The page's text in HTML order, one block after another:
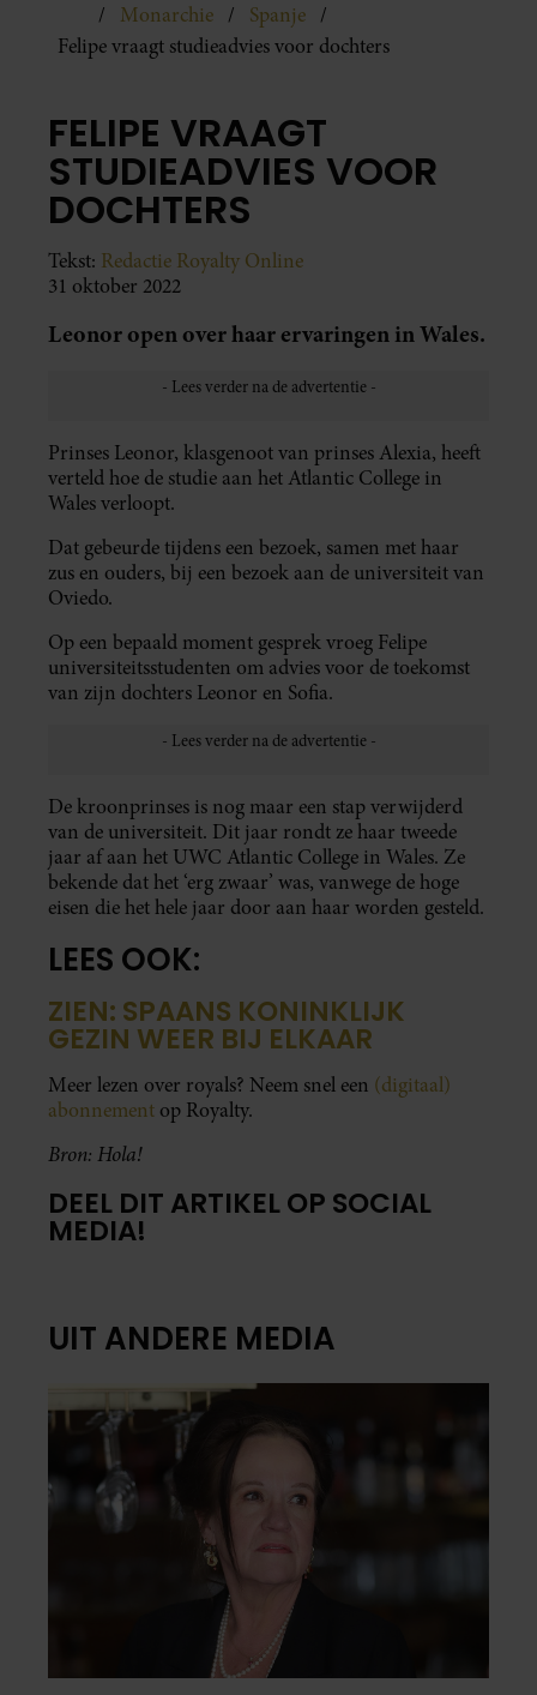
Monarchie
Spanje
Felipe vraagt studieadvies voor dochters
FELIPE VRAAGT
STUDIEADVIES VOOR
DOCHTERS
Tekst: Redactie Royalty Online
31 oktober 2022
Leonor open over haar ervaringen in Wales.
Prinses Leonor, klasgenoot van prinses Alexia, heeft
verteld hoe de studie aan het Atlantic College in
Wales verloopt.
Dat gebeurde tijdens een bezoek, samen met haar
zus en ouders, bij een bezoek aan de universiteit van
Oviedo.
Op een bepaald moment gesprek vroeg Felipe
universiteitsstudenten om advies voor de toekomst
van zijn dochters Leonor en Sofia.
De kroonprinses is nog maar een stap verwijderd
van de universiteit. Dit jaar rondt ze haar tweede
jaar af aan het UWC Atlantic College in Wales. Ze
bekende dat het ‘erg zwaar’ was, vanwege de hoge
eisen die het hele jaar door aan haar worden gesteld.
LEES OOK:
ZIEN: SPAANS KONINKLIJK
GEZIN WEER BIJ ELKAAR
Meer lezen over royals? Neem snel een (digitaal)
abonnement op Royalty.
Bron: Hola!
DEEL DIT ARTIKEL OP SOCIAL
MEDIA!
UIT ANDERE MEDIA